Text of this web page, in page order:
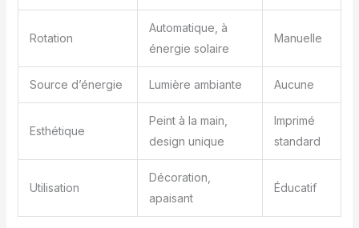
Rotation
Automatique, à
énergie solaire
Manuelle
Source d’énergie Lumière ambiante Aucune
Esthétique
Peint à la main,
design unique
Imprimé
standard
Utilisation
Décoration,
apaisant
Éducatif